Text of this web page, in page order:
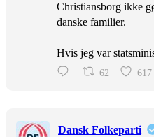
Christiansborg ikke
danske familier.
Hvis jeg var
62 617
Dansk Folkeparti